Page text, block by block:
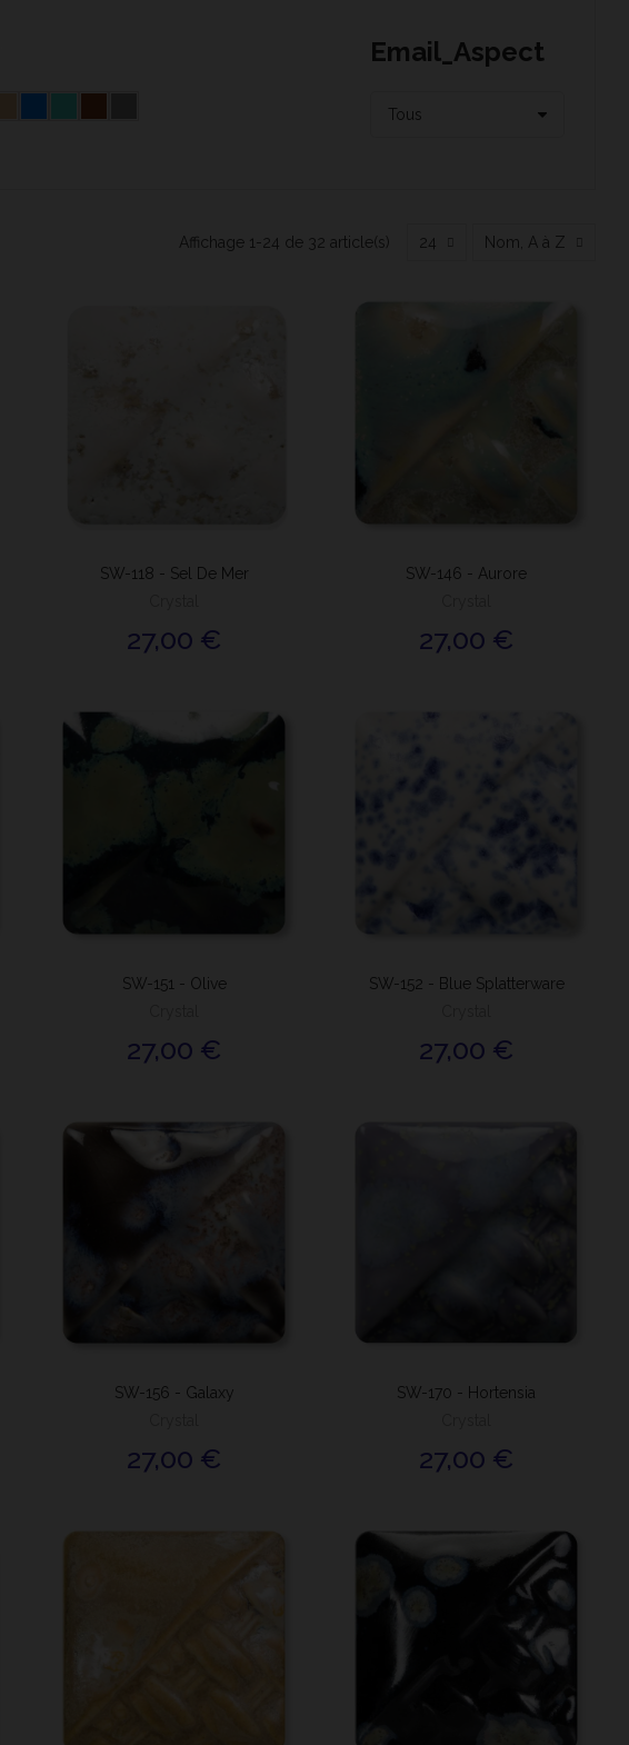
Email_Aspect
Affichage 1-24 de 32 article(s) 24 Nom, A à Z
SW-118 - Sel De Mer
27,00 €
SW-146 - Aurore
27,00 €
SW-151 - Olive
27,00 €
SW-152 - Blue Splatterware
27,00 €
SW-156 - Galaxy
27,00 €
SW-170 - Hortensia
27,00 €